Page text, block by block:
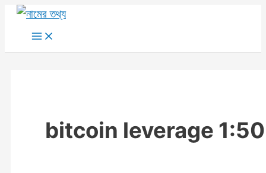
Skip
content
Main
bitcoin leverage 1:50